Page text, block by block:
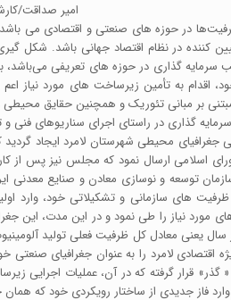
امیر صداقت/
در حوزه های صنعتی و اقتصادی می باشد
در نظام اقتصاد جهانی باشد. شکل
گذاری در حوزه های تعریفی می‌باشد،
به تأمین زیرساخت های مورد نیاز اعم
بر مبانی تئوریک و همچنین حقایق محیطی
جغرافیای محیطی شهرستان لامرد ایجاد
توسعه و نوسازی معادن و صنایع معدنی
های سازمانی و تشکیلاتی خود، وارد
مورد نیاز را طی نمود و در این مدت، این
ظرفیت تولیدی بسیار چشمگیر (در فاز اول تولید 300 هزار تن شمش آلومینیوم در سال
لامرد را به عنوان جغرافیای صنعتی
قرار گرفته که در آن، عملیات اجرایی